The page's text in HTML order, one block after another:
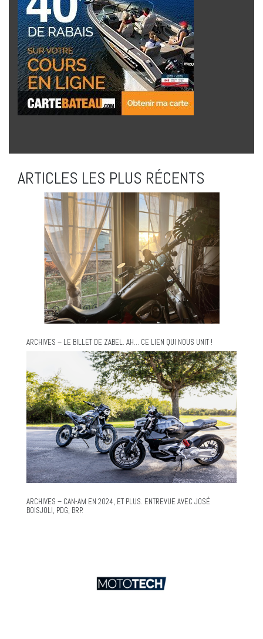
ARTICLES LES PLUS RÉCENTS
ARCHIVES – LE BILLET DE ZABEL. AH… CE LIEN QUI NOUS UNIT !
ARCHIVES – CAN-AM EN 2024, ET PLUS. ENTREVUE AVEC JOSÉ
BOISJOLI, PDG, BRP.